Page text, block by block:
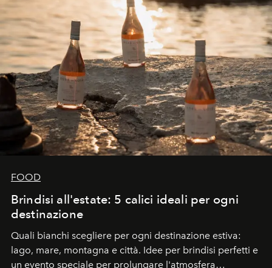
FOOD
Brindisi all'estate: 5 calici ideali per ogni
destinazione
Quali bianchi scegliere per ogni destinazione estiva:
lago, mare, montagna e città. Idee per brindisi perfetti e
un evento speciale per prolungare l'atmosfera